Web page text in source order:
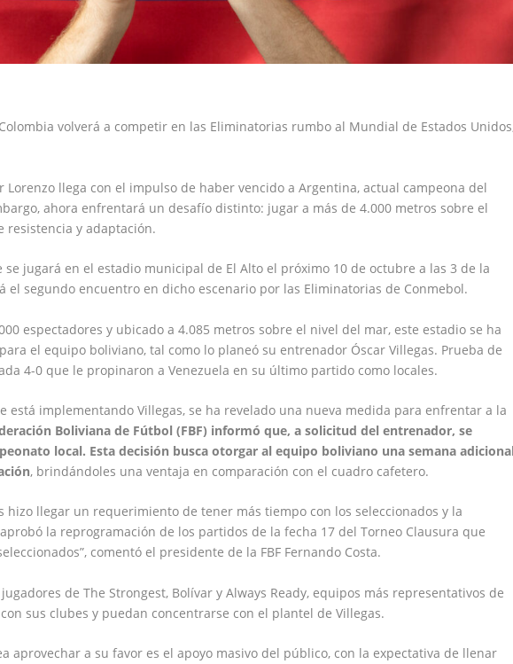
volverá a competir en las Eliminatorias rumbo al Mundial de Estados
llega con el impulso de haber vencido a Argentina, actual campeona del
ahora enfrentará un desafío distinto: jugar a más de 4.000 metros sobre el
resistencia y adaptación.
jugará en el estadio municipal de El Alto el próximo 10 de octubre a las 3 de la
el segundo encuentro en dicho escenario por las Eliminatorias de Conmebol.
espectadores y ubicado a 4.085 metros sobre el nivel del mar, este estadio se ha
el equipo boliviano, tal como lo planeó su entrenador Óscar Villegas. Prueba de
4-0 que le propinaron a Venezuela en su último partido como locales.
está implementando Villegas, se ha revelado una nueva medida para enfrentar a la
Boliviana de Fútbol (FBF) informó que, a solicitud del entrenador, se
local. Esta decisión busca otorgar al equipo boliviano una semana
, brindándoles una ventaja en comparación con el cuadro cafetero.
hizo llegar un requerimiento de tener más tiempo con los seleccionados y la
la reprogramación de los partidos de la fecha 17 del Torneo Clausura que
comentó el presidente de la FBF Fernando Costa.
de The Strongest, Bolívar y Always Ready, equipos más representativos de
sus clubes y puedan concentrarse con el plantel de Villegas.
aprovechar a su favor es el apoyo masivo del público, con la expectativa de llenar